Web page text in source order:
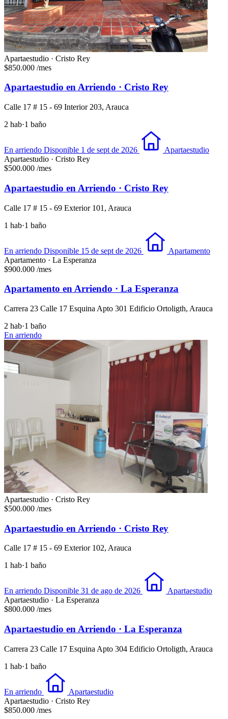
Apartaestudio · Cristo Rey
$850.000 /mes
Apartaestudio en Arriendo · Cristo Rey
Calle 17 # 15 - 69 Interior 203, Arauca
2 hab·1 baño
En arriendo Disponible 1 de sept de 2026
Apartaestudio
Apartaestudio · Cristo Rey
$500.000 /mes
Apartaestudio en Arriendo · Cristo Rey
Calle 17 # 15 - 69 Exterior 101, Arauca
1 hab·1 baño
En arriendo Disponible 15 de sept de 2026
Apartamento
Apartamento · La Esperanza
$900.000 /mes
Apartamento en Arriendo · La Esperanza
Carrera 23 Calle 17 Esquina Apto 301 Edificio Ortoligth, Arauca
2 hab·1 baño
En arriendo
Apartaestudio · Cristo Rey
$500.000 /mes
Apartaestudio en Arriendo · Cristo Rey
Calle 17 # 15 - 69 Exterior 102, Arauca
1 hab·1 baño
En arriendo Disponible 31 de ago de 2026
Apartaestudio
Apartaestudio · La Esperanza
$800.000 /mes
Apartaestudio en Arriendo · La Esperanza
Carrera 23 Calle 17 Esquina Apto 304 Edificio Ortoligth, Arauca
1 hab·1 baño
En arriendo
Apartaestudio
Apartaestudio · Cristo Rey
$850.000 /mes